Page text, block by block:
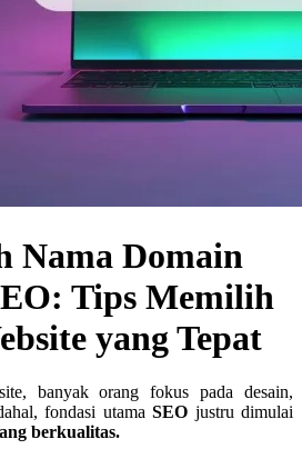
Nama Domain
Tips Memilih
yang Tepat
banyak orang fokus pada desain,
fondasi utama SEO justru dimulai
berkualitas.